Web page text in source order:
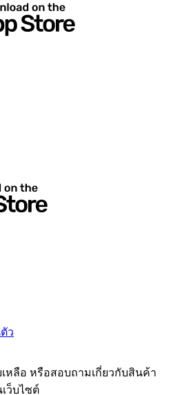
ว
หลือ หรือสอบถามเกี่ยวกับสินค้า
ว็บไซต์